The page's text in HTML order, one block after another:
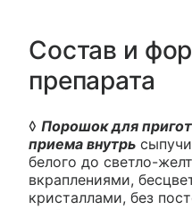
Состав и
препарата
◊ Порошок для
приема внутрь
белого до светло-
вкраплениями,
кристаллами, без